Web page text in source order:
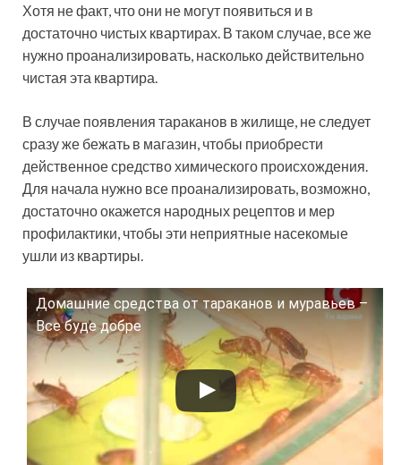
Хотя не факт, что они не могут появиться и в
достаточно чистых квартирах. В таком случае, все же
нужно проанализировать, насколько действительно
чистая эта квартира.
В случае появления тараканов в жилище, не следует
сразу же бежать в магазин, чтобы приобрести
действенное средство химического происхождения.
Для начала нужно все проанализировать, возможно,
достаточно окажется народных рецептов и мер
профилактики, чтобы эти неприятные насекомые
ушли из квартиры.
Домашние средства от тараканов и муравьев –
Все буде добре
Смотрите это видео на YouTube